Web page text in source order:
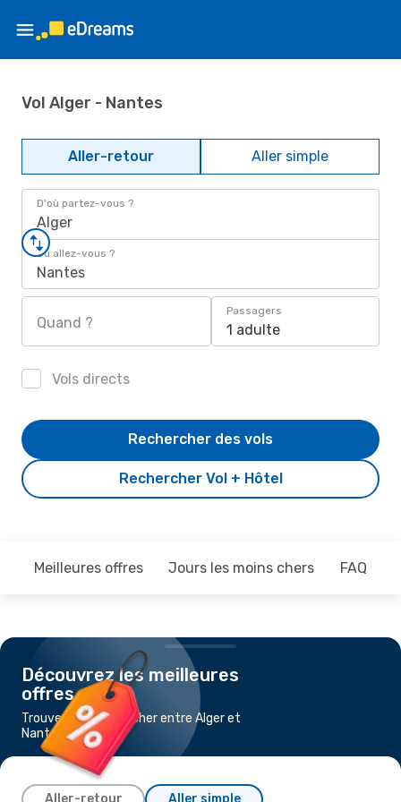
Vol Alger - Nantes
Aller-retour Aller simple
D'où partez-vous ?
Alger
Où allez-vous ?
Nantes
Quand ?
Passagers
1 adulte
Vols directs
Rechercher Vol + Hôtel
Rechercher des vols
Meilleures offres Jours les moins chers FAQ
Découvrez les meilleures
offres
Trouvez un vol pas cher entre Alger et
Nantes
Aller-retour Aller simple